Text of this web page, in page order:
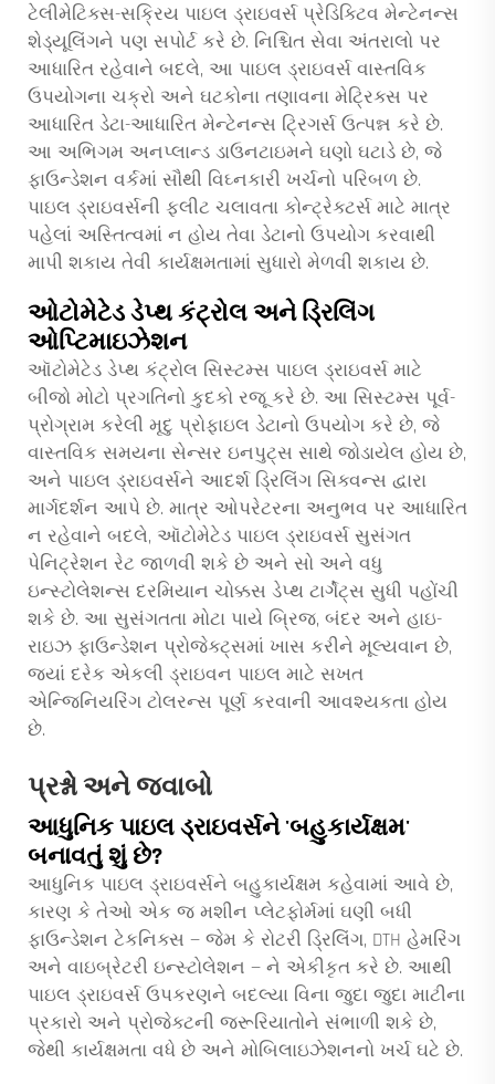
ટેલીમેટિક્સ-સક્રિય પાઇલ ડ્રાઇવર્સ પ્રેડિક્ટિવ મેન્ટેનન્સ
શેડ્યૂલિંગને પણ સપોર્ટ કરે છે. નિશ્ચિત સેવા અંતરાલો પર
આધારિત રહેવાને બદલે, આ પાઇલ ડ્રાઇવર્સ વાસ્તવિક
ઉપયોગના ચક્રો અને ઘટકોના તણાવના મેટ્રિક્સ પર
આધારિત ડેટા-આધારિત મેન્ટેનન્સ ટ્રિગર્સ ઉત્પન્ન કરે છે.
આ અભિગમ અનપ્લાન્ડ ડાઉનટાઇમને ઘણો ઘટાડે છે, જે
ફાઉન્ડેશન વર્કમાં સૌથી વિઘ્નકારી ખર્ચનો પરિબળ છે.
પાઇલ ડ્રાઇવર્સની ફ્લીટ ચલાવતા કોન્ટ્રેક્ટર્સ માટે માત્ર
પહેલાં અસ્તિત્વમાં ન હોય તેવા ડેટાનો ઉપયોગ કરવાથી
માપી શકાય તેવી કાર્યક્ષમતામાં સુધારો મેળવી શકાય છે.
ઓટોમેટેડ ડેપ્થ કંટ્રોલ અને ડ્રિલિંગ
ઓપ્ટિમાઇઝેશન
ઑટોમેટેડ ડેપ્થ કંટ્રોલ સિસ્ટમ્સ પાઇલ ડ્રાઇવર્સ માટે
બીજો મોટો પ્રગતિનો કુદકો રજૂ કરે છે. આ સિસ્ટમ્સ પૂર્વ-
પ્રોગ્રામ કરેલી મૃદુ પ્રોફાઇલ ડેટાનો ઉપયોગ કરે છે, જે
વાસ્તવિક સમયના સેન્સર ઇનપુટ્સ સાથે જોડાયેલ હોય છે,
અને પાઇલ ડ્રાઇવર્સને આદર્શ ડ્રિલિંગ સિક્વન્સ દ્વારા
માર્ગદર્શન આપે છે. માત્ર ઓપરેટરના અનુભવ પર આધારિત
ન રહેવાને બદલે, ઑટોમેટેડ પાઇલ ડ્રાઇવર્સ સુસંગત
પેનિટ્રેશન રેટ જાળવી શકે છે અને સો અને વધુ
ઇન્સ્ટોલેશન્સ દરમિયાન ચોક્કસ ડેપ્થ ટાર્ગેટ્સ સુધી પહોંચી
શકે છે. આ સુસંગતતા મોટા પાયે બ્રિજ, બંદર અને હાઇ-
રાઇઝ ફાઉન્ડેશન પ્રોજેક્ટ્સમાં ખાસ કરીને મૂલ્યવાન છે,
જ્યાં દરેક એકલી ડ્રાઇવન પાઇલ માટે સખત
એન્જિનિયરિંગ ટોલરન્સ પૂર્ણ કરવાની આવશ્યકતા હોય
છે.
પ્રશ્નો અને જવાબો
આધુનિક પાઇલ ડ્રાઇવર્સને 'બહુકાર્યક્ષમ'
બનાવતું શું છે?
આધુનિક પાઇલ ડ્રાઇવર્સને બહુકાર્યક્ષમ કહેવામાં આવે છે,
કારણ કે તેઓ એક જ મશીન પ્લેટફોર્મમાં ઘણી બધી
ફાઉન્ડેશન ટેકનિક્સ — જેમ કે રોટરી ડ્રિલિંગ, DTH હેમરિંગ
અને વાઇબ્રેટરી ઇન્સ્ટોલેશન — ને એકીકૃત કરે છે. આથી
પાઇલ ડ્રાઇવર્સ ઉપકરણને બદલ્યા વિના જુદા જુદા માટીના
પ્રકારો અને પ્રોજેક્ટની જરૂરિયાતોને સંભાળી શકે છે,
જેથી કાર્યક્ષમતા વધે છે અને મોબિલાઇઝેશનનો ખર્ચ ઘટે છે.